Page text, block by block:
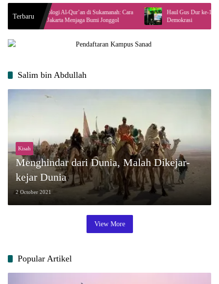
Terbaru
Al-Qur’an di Sukamanah: Cara
Menjaga Bumi Jonggol
Haul Gus Dur ke-16 Angkat Peran
Salim bin Abdullah
Kisah
Menghindar dari Dunia, Malah Dikejar-
kejar Dunia
2 October 2021
View More
Popular Artikel